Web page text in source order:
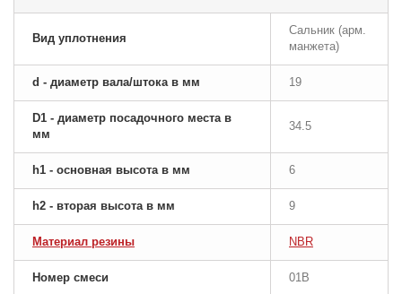
Вид уплотнения
Сальник (арм.
манжета)
d - диаметр вала/штока в мм 19
D1 - диаметр посадочного места в
мм
34.5
h1 - основная высота в мм 6
h2 - вторая высота в мм 9
Материал резины NBR
Номер смеси 01B